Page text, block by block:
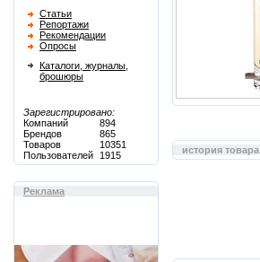
Статьи
Репортажи
Рекомендации
Опросы
Каталоги, журналы,
брошюры
Зарегистрировано:
Компаний
894
Брендов
865
Товаров
10351
Пользователей
1915
Реклама
история товара